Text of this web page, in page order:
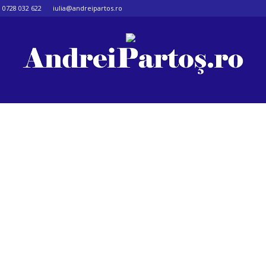
0728 032 622 iulia@andreipartos.ro